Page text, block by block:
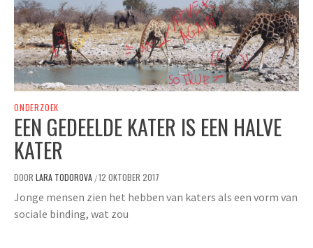
ONDERZOEK
EEN GEDEELDE KATER IS EEN HALVE
KATER
DOOR LARA TODOROVA /12 OKTOBER 2017
Jonge mensen zien het hebben van katers als een vorm van
sociale binding, wat zou